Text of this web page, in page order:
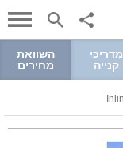
מדריכי
קנייה
השוואת
מחירים